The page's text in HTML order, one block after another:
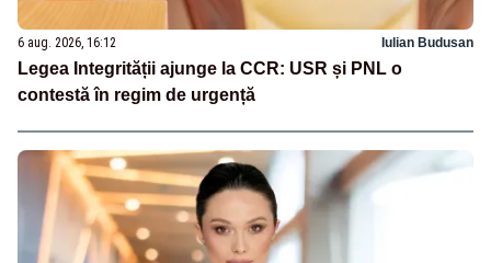
6 aug. 2026, 16:12 Iulian Budusan
Legea Integrității ajunge la CCR: USR și PNL o
contestă în regim de urgență